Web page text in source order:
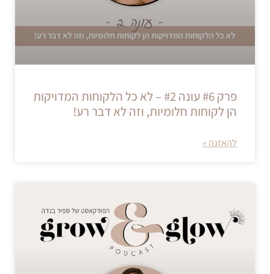
פרק #6 עונה #2 – לא כל הלקוחות המדויקות
הן לקוחות חלומיות, וזה לא דבר רע!
להאזנה »